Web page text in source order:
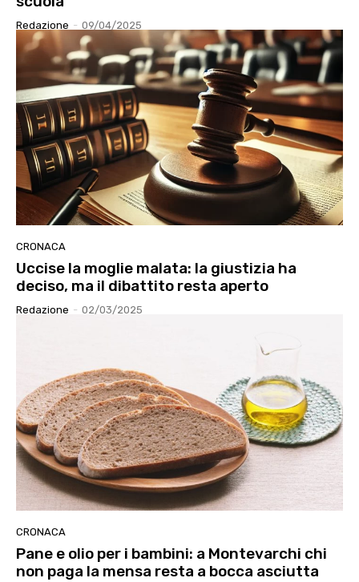
Redazione - 09/04/2025
CRONACA
Uccise la moglie malata: la giustizia ha
deciso, ma il dibattito resta aperto
Redazione - 02/03/2025
CRONACA
Pane e olio per i bambini: a Montevarchi chi
non paga la mensa resta a bocca asciutta